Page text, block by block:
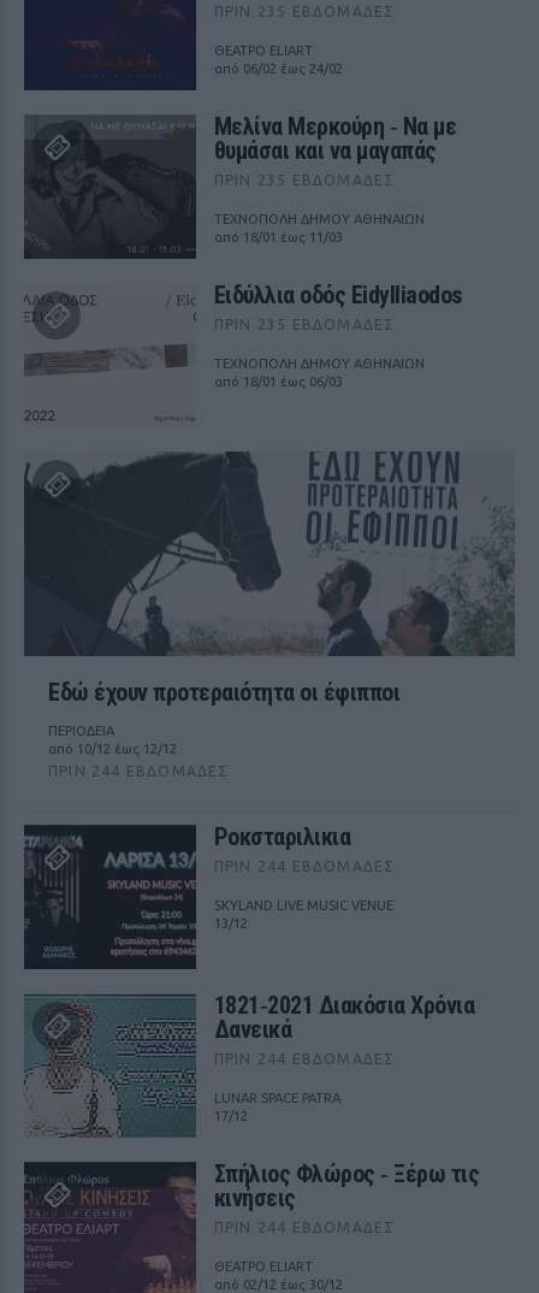
ΠΡΙΝ 235 ΕΒΔΟΜΆΔΕΣ
ΘΕΑΤΡΟ ELIART
από 06/02 έως 24/02
Μελίνα Μερκούρη ‑ Να με
θυμάσαι και να μαγαπάς
ΠΡΙΝ 235 ΕΒΔΟΜΆΔΕΣ
ΤΕΧΝΟΠΟΛΗ ΔΗΜΟΥ ΑΘΗΝΑΙΩΝ
από 18/01 έως 11/03
Ειδύλλια οδός Eidylliaodos
ΠΡΙΝ 235 ΕΒΔΟΜΆΔΕΣ
ΤΕΧΝΟΠΟΛΗ ΔΗΜΟΥ ΑΘΗΝΑΙΩΝ
από 18/01 έως 06/03
Εδώ έχουν προτεραιότητα οι έφιπποι
ΠΕΡΙΟΔΕΙΑ
από 10/12 έως 12/12
ΠΡΙΝ 244 ΕΒΔΟΜΆΔΕΣ
Ροκσταριλικια
ΠΡΙΝ 244 ΕΒΔΟΜΆΔΕΣ
SKYLAND LIVE MUSIC VENUE
13/12
1821‑2021 Διακόσια Χρόνια
Δανεικά
ΠΡΙΝ 244 ΕΒΔΟΜΆΔΕΣ
LUNAR SPACE PATRA
17/12
Σπήλιος Φλώρος ‑ Ξέρω τις
κινήσεις
ΠΡΙΝ 244 ΕΒΔΟΜΆΔΕΣ
ΘΕΑΤΡΟ ELIART
από 02/12 έως 30/12